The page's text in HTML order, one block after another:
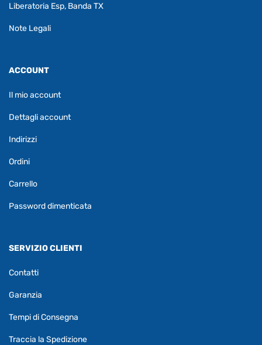
Liberatoria Esp, Banda TX
Note Legali
ACCOUNT
Il mio account
Dettagli account
Indirizzi
Ordini
Carrello
Password dimenticata
SERVIZIO CLIENTI
Contatti
Garanzia
Tempi di Consegna
Traccia la Spedizione